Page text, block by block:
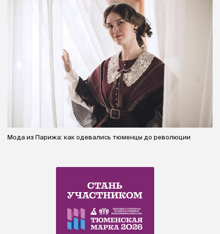
Мода из Парижа: как одевались тюменцы до революции